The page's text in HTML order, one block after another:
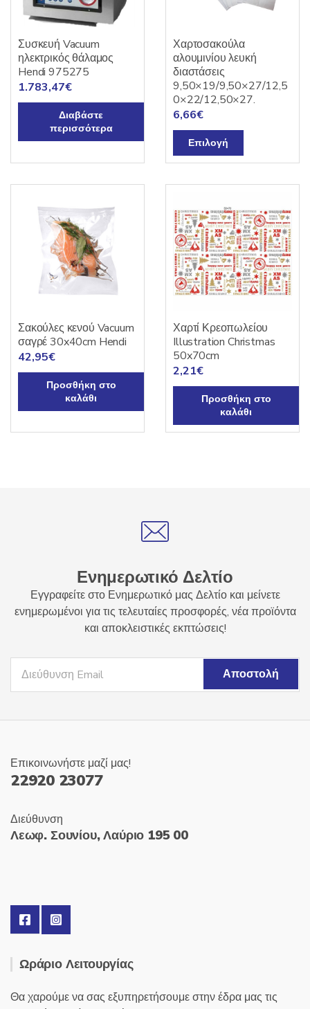
Συσκευή Vacuum
ηλεκτρικός θάλαμος
Hendi 975275
1.783,47€
Διαβάστε
περισσότερα
Χαρτοσακούλα
αλουμινίου λευκή
διαστάσεις
9,50×19/9,50×27/12,5
0×22/12,50×27.
6,66€
Επιλογή
το
έχει
παραλλαγές.
Οι
επιλογές
μπορούν
να
στη
σελίδα
Σακούλες κενού Vacuum
σαγρέ 30x40cm Hendi
42,95€
Προσθήκη στο
καλάθι
Χαρτί Κρεοπωλείου
Illustration Christmas
50x70cm
2,21€
Προσθήκη στο
καλάθι
Ενημερωτικό Δελτίο
Εγγραφείτε στο Ενημερωτικό μας Δελτίο και μείνετε
ενημερωμένοι για τις τελευταίες προσφορές, νέα προϊόντα
και αποκλειστικές εκπτώσεις!
Επικοινωνήστε μαζί μας!
22920 23077
Διεύθυνση
Λεωφ. Σουνίου, Λαύριο 195 00
Ωράριο Λειτουργίας
Θα χαρούμε να σας εξυπηρετήσουμε στην έδρα μας τις